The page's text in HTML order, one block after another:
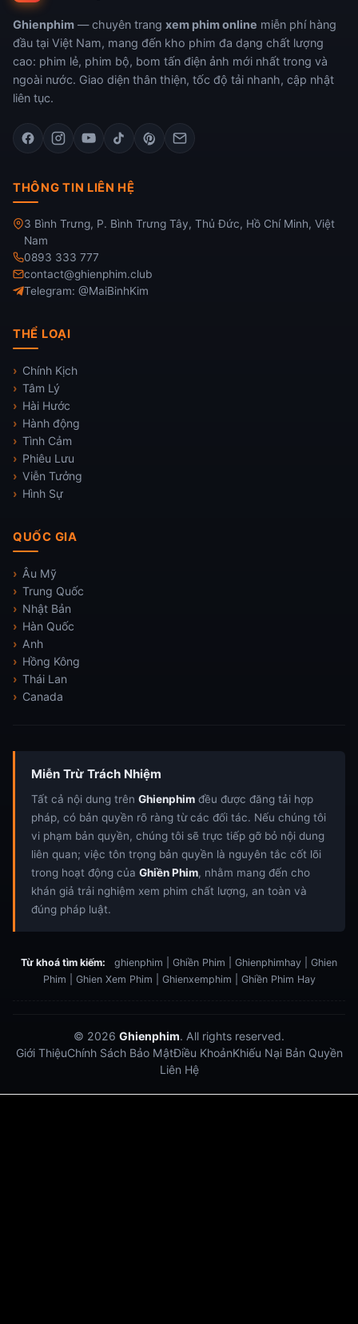
Ghienphim — chuyên trang xem phim online miễn phí hàng
đầu tại Việt Nam, mang đến kho phim đa dạng chất lượng
cao: phim lẻ, phim bộ, bom tấn điện ảnh mới nhất trong và
ngoài nước. Giao diện thân thiện, tốc độ tải nhanh, cập nhật
liên tục.
THÔNG TIN LIÊN HỆ
3 Bình Trưng, P. Bình Trưng Tây, Thủ Đức, Hồ Chí Minh, Việt
Nam
0893 333 777
contact@ghienphim.club
Telegram: @MaiBinhKim
THỂ LOẠI
Chính Kịch
Tâm Lý
Hài Hước
Hành động
Tình Cảm
Phiêu Lưu
Viễn Tưởng
Hình Sự
QUỐC GIA
Âu Mỹ
Trung Quốc
Nhật Bản
Hàn Quốc
Anh
Hồng Kông
Thái Lan
Canada
Miễn Trừ Trách Nhiệm
Tất cả nội dung trên Ghienphim đều được đăng tải hợp
pháp, có bản quyền rõ ràng từ các đối tác. Nếu chúng tôi
vi phạm bản quyền, chúng tôi sẽ trực tiếp gỡ bỏ nội dung
liên quan; việc tôn trọng bản quyền là nguyên tắc cốt lõi
trong hoạt động của Ghiền Phim, nhằm mang đến cho
khán giả trải nghiệm xem phim chất lượng, an toàn và
đúng pháp luật.
Từ khoá tìm kiếm:
ghienphim | Ghiền Phim | Ghienphimhay | Ghien
Phim | Ghien Xem Phim | Ghienxemphim | Ghiền Phim Hay
© 2026 Ghienphim. All rights reserved.
Giới ThiệuChính Sách Bảo MậtĐiều KhoảnKhiếu Nại Bản Quyền
Liên Hệ